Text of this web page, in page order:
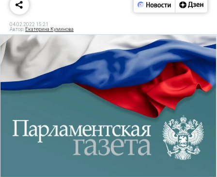
04.02.2022 15:21
Автор: Екатерина Куминова